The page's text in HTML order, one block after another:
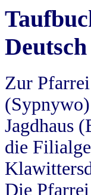
Zur
Jagdhaus
die
Die